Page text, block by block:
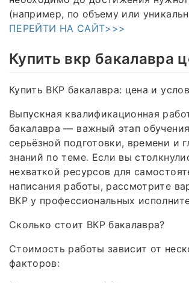
(например, по объему или
ПЕРЕЙТИ НА САЙТ>>>
Купить вкр бакалавра
Купить ВКР бакалавра: цена и
Выпускная квалификационная
бакалавра — важный этап
серьёзной подготовки, времени и
знаний по теме. Если вы
нехваткой ресурсов для
написания работы, рассмотрите
ВКР у профессиональных
Сколько стоит ВКР бакалавра?
Стоимость работы зависит от
факторов: